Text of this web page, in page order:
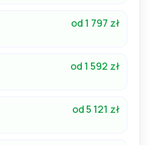
od 1 797 zł
od 1 592 zł
od 5 121 zł